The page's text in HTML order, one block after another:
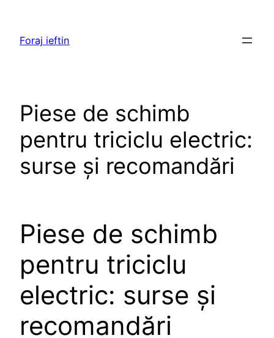
content
Foraj ieftin
Piese de schimb
pentru triciclu electric:
surse și recomandări
Piese de schimb
pentru triciclu
electric: surse și
recomandări